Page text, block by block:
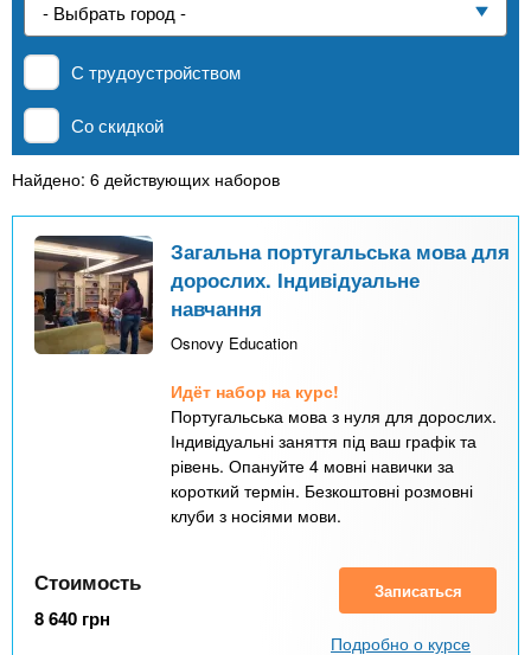
n
t
s
.
n
е
д
е
Частные школы
Онлайн курсы
За рубежом
С трудоустройством
Со скидкой
Найдено: 6 действующих наборов
Загальна португальська мова для
дорослих. Індивідуальне
навчання
Osnovy Education
Идёт набор на курс!
Португальська мова з нуля для дорослих.
Індивідуальні заняття під ваш графік та
рівень. Опануйте 4 мовні навички за
короткий термін. Безкоштовні розмовні
клуби з носіями мови.
Стоимость
8 640 грн
Записаться
Подробно о курсе